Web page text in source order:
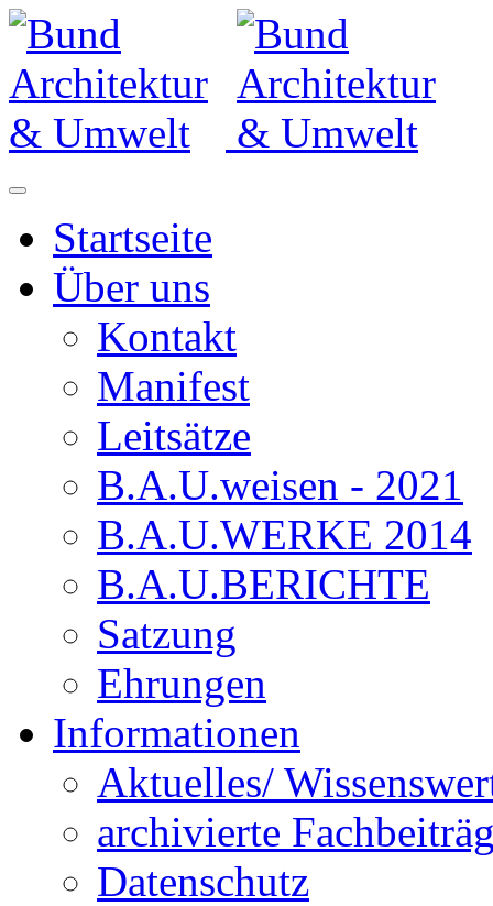
Startseite
Über uns
Kontakt
Manifest
Leitsätze
B.A.U.weisen - 2021
B.A.U.WERKE 2014
B.A.U.BERICHTE
Satzung
Ehrungen
Informationen
Aktuelles/
archivierte
Datenschutz